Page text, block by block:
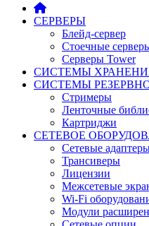
СЕРВЕРЫ
Блейд-сервер
Стоечные
Серверы Tower
СИСТЕМЫ
СИСТЕМЫ
Стримеры
Ленточные
Картриджи
СЕТЕВОЕ
Сетевые
Трансиверы
Лицензии
Межсетевые
Wi-Fi
Модули